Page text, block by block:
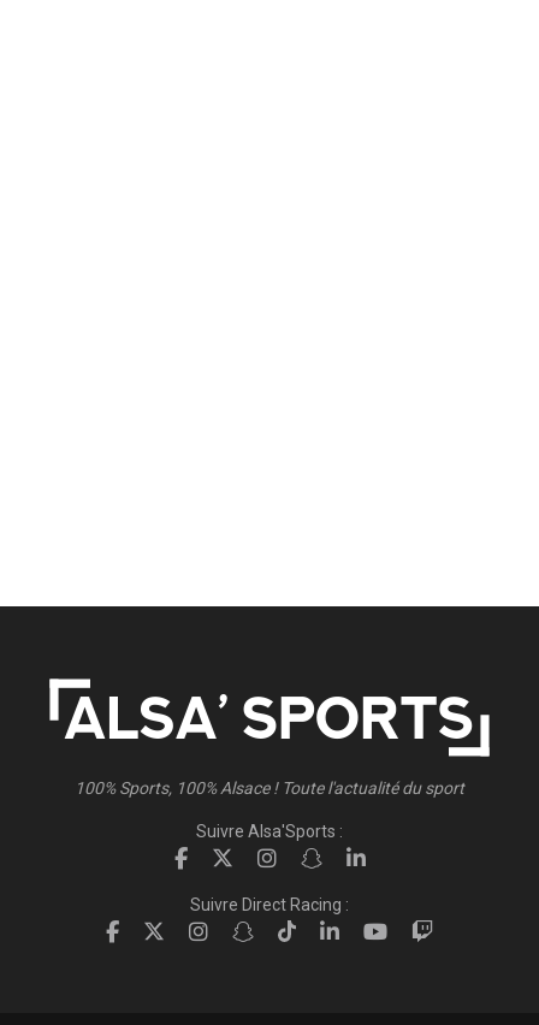
100% Sports, 100% Alsace ! Toute l'actualité du sport
Suivre Alsa'Sports :
Suivre Direct Racing :